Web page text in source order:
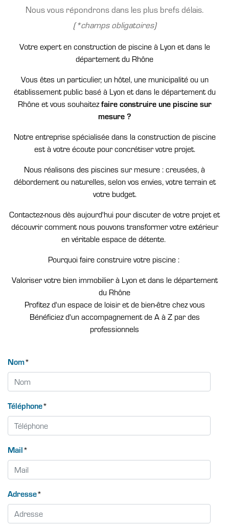
Nous vous répondrons dans les plus brefs délais.
(*champs obligatoires)
Votre expert en construction de piscine à Lyon et dans le
département du Rhône
Vous êtes un particulier, un hôtel, une municipalité ou un
établissement public basé à Lyon et dans le département du
Rhône et vous souhaitezfaire construire une piscine sur
mesure ?
Notre entreprise spécialisée dans la construction de piscine
est à votre écoute pour concrétiser votre projet.
Nous réalisons des piscines sur mesure : creusées, à
débordement ou naturelles, selon vos envies, votre terrain et
votre budget.
Contactez-nous dès aujourd'hui pour discuter de votre projet et
découvrir comment nous pouvons transformer votre extérieur
en véritable espace de détente.
Pourquoi faire construire votre piscine :
Valoriser votre bien immobilier à Lyon et dans le département
du Rhône
Profitez d'un espace de loisir et de bien-être chez vous
Bénéficiez d'un accompagnement de A à Z par des
professionnels
Nom*
Téléphone*
Mail*
Adresse*